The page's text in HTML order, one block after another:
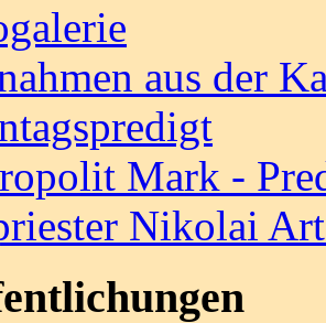
aus der
Mark -
Nikolai